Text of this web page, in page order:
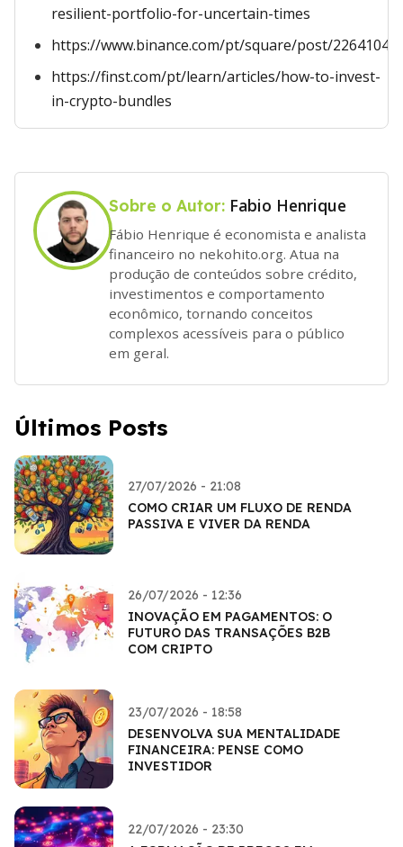
resilient-portfolio-for-uncertain-times
https://www.binance.com/pt/square/post/
https://finst.com/pt/learn/articles/how-to-invest-
in-crypto-bundles
Sobre o Autor: Fabio Henrique
Fábio Henrique é economista e analista
financeiro no nekohito.org. Atua na
produção de conteúdos sobre crédito,
investimentos e comportamento
econômico, tornando conceitos
complexos acessíveis para o público
em geral.
Últimos Posts
27/07/2026 - 21:08
COMO CRIAR UM FLUXO DE RENDA
PASSIVA E VIVER DA RENDA
26/07/2026 - 12:36
INOVAÇÃO EM PAGAMENTOS: O
FUTURO DAS TRANSAÇÕES B2B
COM CRIPTO
23/07/2026 - 18:58
DESENVOLVA SUA MENTALIDADE
FINANCEIRA: PENSE COMO
INVESTIDOR
22/07/2026 - 23:30